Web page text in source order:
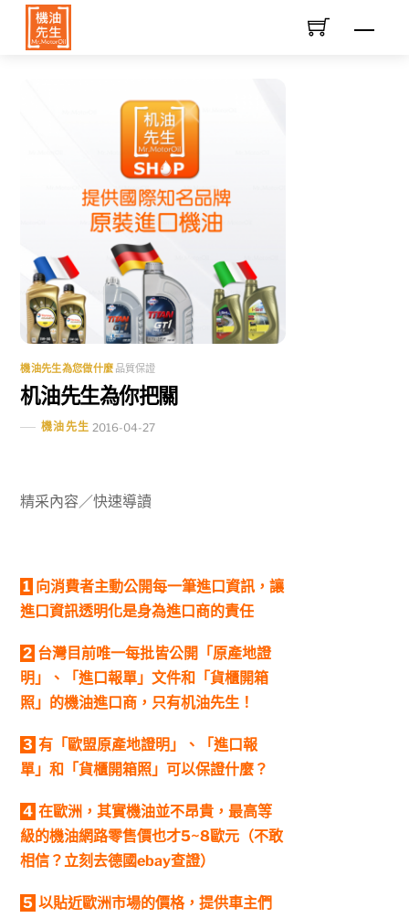
Skip
機油先生為您做什麼 品質保證
机油先生為你把關
機油先生 2016-04-27
精采內容／快速導讀
1 向消費者主動公開每一筆進口資訊，讓
進口資訊透明化是身為進口商的責任
2 台灣目前唯一每批皆公開「原產地證
明」、「進口報單」文件和「貨櫃開箱
照」的機油進口商，只有机油先生！
3 有「歐盟原產地證明」、「進口報
單」和「貨櫃開箱照」可以保證什麼？
4 在歐洲，其實機油並不昂貴，最高等
級的機油網路零售價也才5~8歐元（不敢
相信？立刻去德國ebay查證）
5 以貼近歐洲市場的價格，提供車主們